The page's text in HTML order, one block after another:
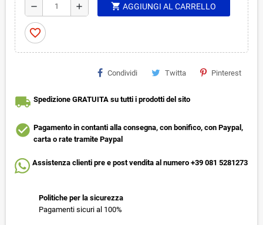
remove add shopping_cart AGGIUNGI AL CARRELLO
favorite_border
Condividi Twitta Pinterest
local_shipping Spedizione GRATUITA su tutti i prodotti del sito
check_circle Pagamento in contanti alla consegna, con bonifico, con Paypal,
carta o rate tramite Paypal
Assistenza clienti pre e post vendita al numero +39 081 5281273
Politiche per la sicurezza
Pagamenti sicuri al 100%